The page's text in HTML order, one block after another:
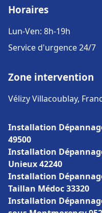
Horaires
Lun-Ven: 8h-19h
Service d'urgence 24/7
Zone intervention
Vélizy Villacoublay,
Installation
49500
Installation
Unieux 42240
Installation
Taillan Médoc 33320
Installation